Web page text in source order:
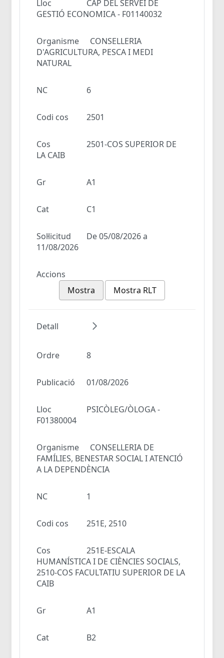
Lloc
CAP DEL SERVEI DE
GESTIÓ ECONOMICA - F01140032
Organisme
CONSELLERIA
D'AGRICULTURA, PESCA I MEDI
NATURAL
NC 6
Codi cos 2501
Cos
2501-COS SUPERIOR DE
LA CAIB
Gr A1
Cat C1
Sol·licitud
De 05/08/2026 a
11/08/2026
Accions
Mostra
Mostra RLT
Detall
Ordre 8
Publicació 01/08/2026
Lloc
PSICÒLEG/ÒLOGA -
F01380004
Organisme
CONSELLERIA DE
FAMÍLIES, BENESTAR SOCIAL I ATENCIÓ
A LA DEPENDÈNCIA
NC 1
Codi cos 251E, 2510
Cos
251E-ESCALA
HUMANÍSTICA I DE CIÈNCIES SOCIALS,
2510-COS FACULTATIU SUPERIOR DE LA
CAIB
Gr A1
Cat B2